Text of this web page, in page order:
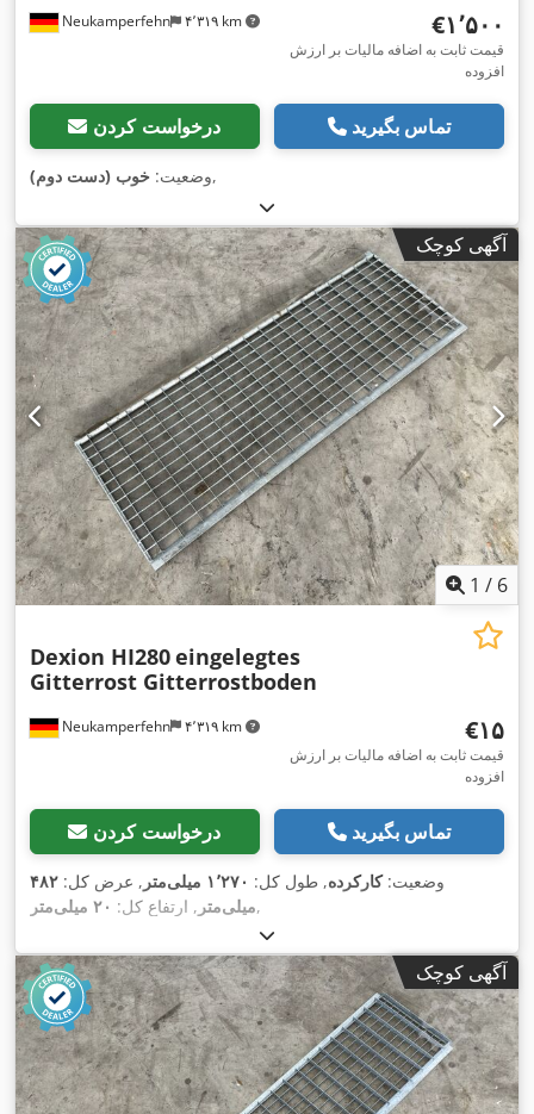
Neukamperfehn ۴٬۳۱۹ km ‎€۱٬۵۰۰
قیمت ثابت به اضافه مالیات بر ارزش
افزوده
درخواست کردن تماس بگیرید
وضعیت: خوب (دست دوم) ,
آگهی کوچک
1 / 6
Neukamperfehn ۴٬۳۱۹ km
Dexion HI280eingelegtes
Gitterrost Gitterrostboden
‎€۱۵
قیمت ثابت به اضافه مالیات بر ارزش
افزوده
درخواست کردن تماس بگیرید
وضعیت:کارکرده, طول کل: ۱٬۲۷۰ میلی‌متر , عرض کل: ۴۸۲
میلی‌متر , ارتفاع کل: ۲۰ میلی‌متر ,
آگهی کوچک